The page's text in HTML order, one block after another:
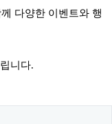
다양한 이벤트와 행
니다.